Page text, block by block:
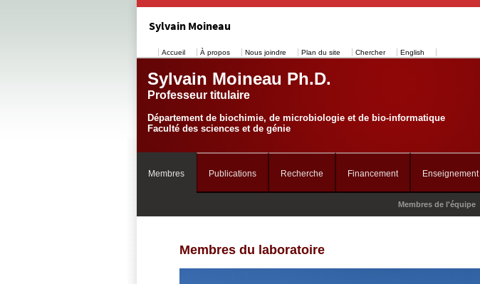
Sylvain Moineau
Accueil À propos Nous joindre Plan du site Chercher English
Sylvain Moineau Ph.D.
Professeur titulaire
Département de biochimie, de microbiologie et de bio-informatique
Faculté des sciences et de génie
Membres Publications Recherche Financement Enseignement
Membres de l'équipe
Membres du laboratoire